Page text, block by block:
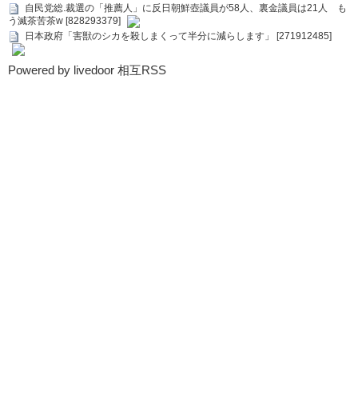
自民党総.裁選の「推薦人」に反日朝鮮壺議員が58人、裏金議員は21人 も
う滅茶苦茶w [828293379]
日本政府「害獣のシカを殺しまくって半分に減らします」 [271912485]
Powered by livedoor 相互RSS